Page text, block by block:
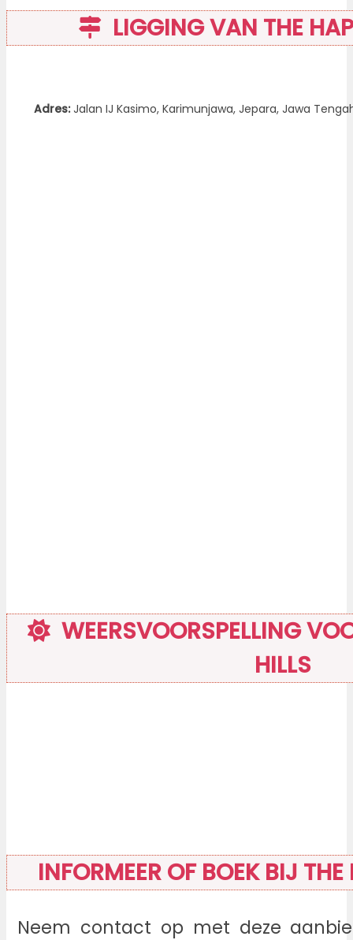
LIGGING VAN THE
Adres:Jalan IJ Kasimo, Karimunjawa, Jepara, Jawa
WEERSVOORSPELLING
HILLS
INFORMEER OF BOEK BIJ
Neem contact op met deze